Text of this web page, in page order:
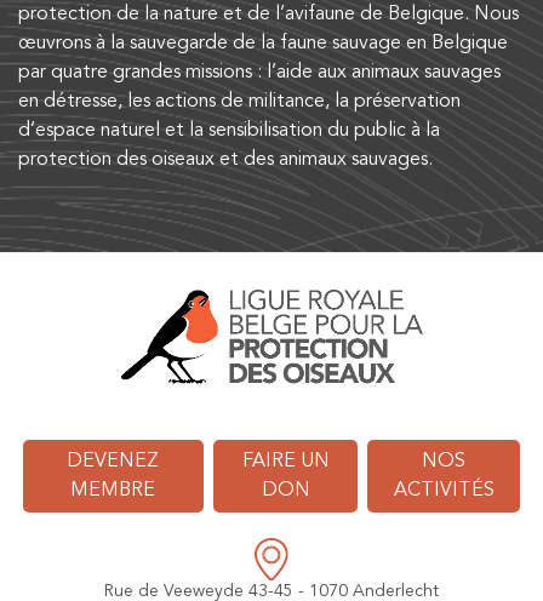
protection de la nature et de l’avifaune de Belgique. Nous
œuvrons à la sauvegarde de la faune sauvage en Belgique
par quatre grandes missions : l’aide aux animaux sauvages
en détresse, les actions de militance, la préservation
d’espace naturel et la sensibilisation du public à la
protection des oiseaux et des animaux sauvages.
DEVENEZ
MEMBRE
FAIRE UN
DON
NOS
ACTIVITÉS
Rue de Veeweyde 43-45 - 1070 Anderlecht